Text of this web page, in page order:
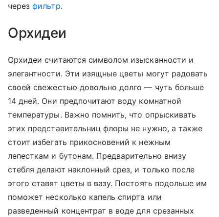
черезфильтр.
Орхидеи
Орхидеи считаются символом изысканности и
элегантности. Эти изящные цветы могут радовать
своей свежестью довольно долго — чуть больше
14 дней. Они предпочитают воду комнатной
температуры. Важно помнить, что опрыскивать
этих представительниц флоры не нужно, а также
стоит избегать прикосновений к нежным
лепесткам и бутонам. Предварительно внизу
стебля делают наклонный срез, и только после
этого ставят цветы в вазу. Постоять подольше им
поможет несколько капель спирта или
разведенный концентрат в воде для срезанных